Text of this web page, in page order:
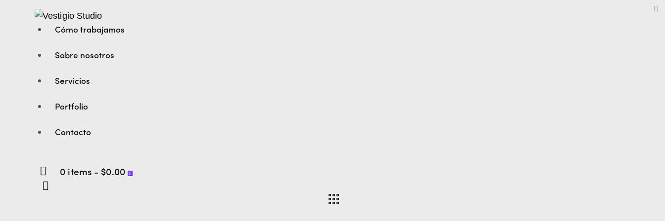
Cómo trabajamos
Sobre nosotros
Servicios
Portfolio
Contacto
0 items - $0.00 0